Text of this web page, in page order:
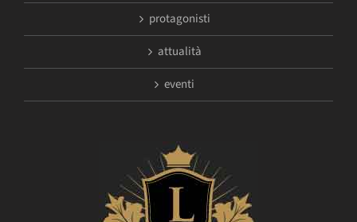
protagonisti
attualità
eventi